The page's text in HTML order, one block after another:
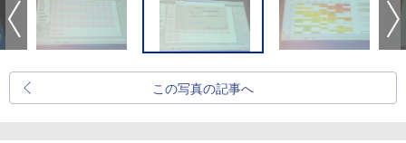
この写真の記事へ